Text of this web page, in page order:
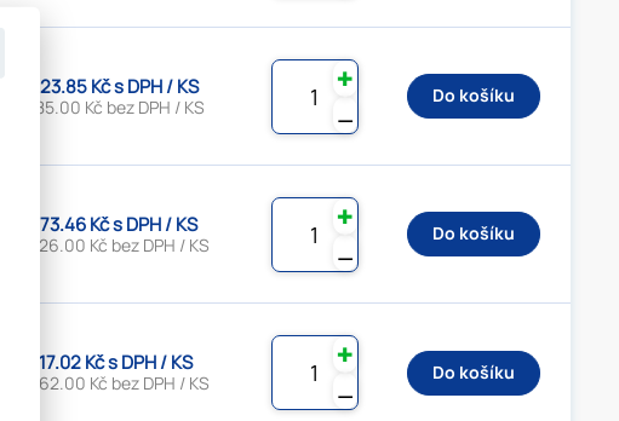
223.85 Kč s DPH / KS
185.00 Kč bez DPH / KS ⚊
✚
Do košíku
273.46 Kč s DPH / KS
226.00 Kč bez DPH / KS ⚊
✚
Do košíku
317.02 Kč s DPH / KS
262.00 Kč bez DPH / KS ⚊
✚
Do košíku